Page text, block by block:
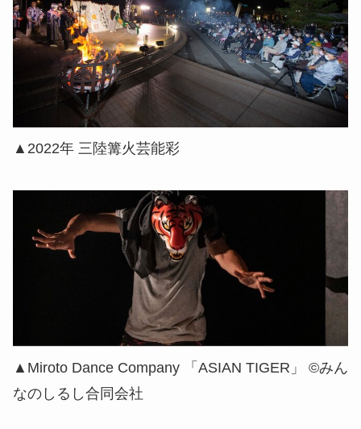
▲2022年 三陸篝火芸能彩
▲Miroto Dance Company 「ASIAN TIGER」 ©︎みん
なのしるし合同会社